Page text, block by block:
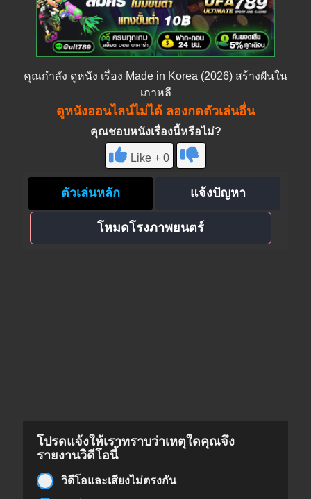
คุณกำลัง ดูหนัง เรื่อง Made in Korea (2026) สร้างฝันใน
เกาหลี
ดูหนังออนไลน์ไม่ได้ ลองกดตัวเล่นอื่น
คุณชอบหนังเรื่องนี้หรือไม่?
Like + 0
ตัวเล่นหลัก แจ้งปัญหา
โหมดโรงภาพยนตร์
โปรดแจ้งให้เราทราบว่าเหตุใดคุณจึง
รายงานวิดีโอนี้
วิดีโอและเสียงไม่ตรงกัน